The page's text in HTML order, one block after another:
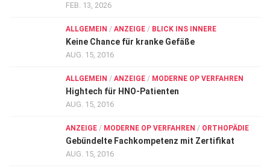
FEB. 13, 2026
ALLGEMEIN / ANZEIGE / BLICK INS INNERE
Keine Chance für kranke Gefäße
AUG. 15, 2016
ALLGEMEIN / ANZEIGE / MODERNE OP VERFAHREN
Hightech für HNO-Patienten
AUG. 15, 2016
ANZEIGE / MODERNE OP VERFAHREN / ORTHOPÄDIE
Gebündelte Fachkompetenz mit Zertifikat
AUG. 15, 2016